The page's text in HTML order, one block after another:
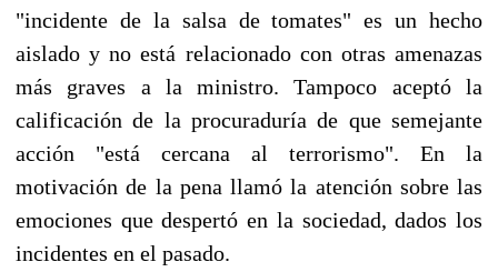
"incidente de la salsa de tomates" es un hecho
aislado y no está relacionado con otras amenazas
más graves a la ministro. Tampoco aceptó la
calificación de la procuraduría de que semejante
acción "está cercana al terrorismo". En la
motivación de la pena llamó la atención sobre las
emociones que despertó en la sociedad, dados los
incidentes en el pasado.